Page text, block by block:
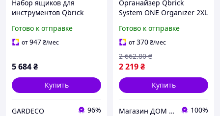
Набор ящиков для
инструментов Qbrick
Готово к отправке
от947₴/мес
5 684₴
Купить
GARDECO 96%
Органайзер Qbrick
System ONE Organizer 2XL
DL
Готово к отправке
от370₴/мес
2 219₴
2 662.80 ₴
Купить
Магазин ДОМ КОМФОРТА 100%